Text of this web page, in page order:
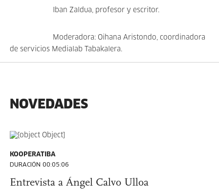
Iban Zaldua, profesor y escritor.
Moderadora: Oihana Aristondo, coordinadora
de servicios Medialab Tabakalera.
NOVEDADES
KOOPERATIBA
DURACIÓN 00:05:06
Entrevista a Ángel Calvo Ulloa